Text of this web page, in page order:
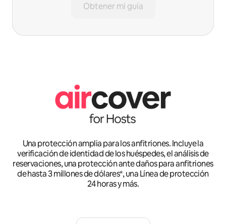
Obtener mi guía
Una protección amplia para los anfitriones. Incluye la
verificación de identidad de los huéspedes, el análisis de
reservaciones, una protección ante daños para anfitriones
de hasta 3 millones de dólares*, una Línea de protección
24 horas y más.